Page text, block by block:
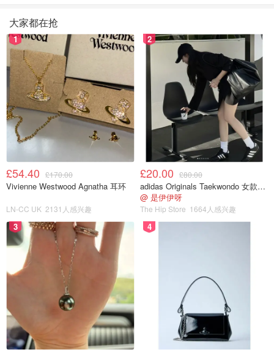
大家都在抢
1
£54.40 £170.00
Vivienne Westwood Agnatha 耳环
LN-CC UK 2131人感兴趣
2
£20.00 £80.00
adidas Originals Taekwondo 女款黑色运动鞋
@ 是伊伊呀
The Hip Store 1664人感兴趣
3 4